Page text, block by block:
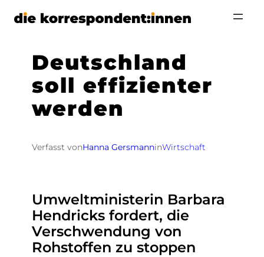
Zum
Deutschland
soll effizienter
werden
Verfasst vonHanna GersmanninWirtschaft
Umweltministerin Barbara
Hendricks fordert, die
Verschwendung von
Rohstoffen zu stoppen